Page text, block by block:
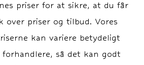
priser for at sikre, at du får
over priser og tilbud. Vores
kan variere betydeligt
forhandlere, så det kan godt